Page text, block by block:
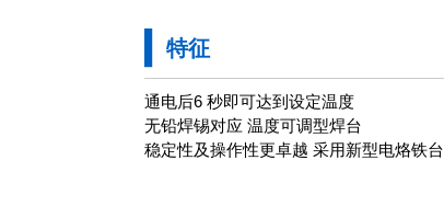
特征
通电后6 秒即可达到设定温度
无铅焊锡对应 温度可调型焊台
稳定性及操作性更卓越 采用新型电烙铁台